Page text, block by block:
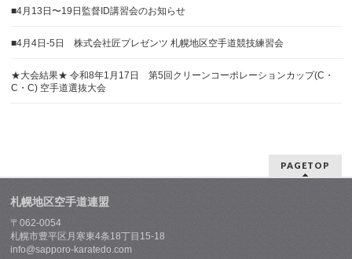
■4月13日〜19日監督ID講習会のお知らせ
■4月4日-5日 株式会社匠プレゼンツ 札幌地区空手道競技練習会
★大会結果★ 令和8年1月17日 第5回クリーンコーポレーションカップ(C・
C・C) 空手道選抜大会
PAGETOP
札幌地区空手道連盟
〒062-0054
札幌市豊平区月寒東4条18丁目15-18
info@sapporo-karatedo.com